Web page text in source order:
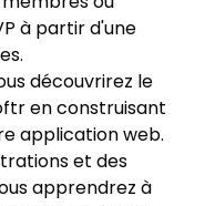
à partir d'une
découvrirez le
en construisant
application web.
et des
apprendrez à